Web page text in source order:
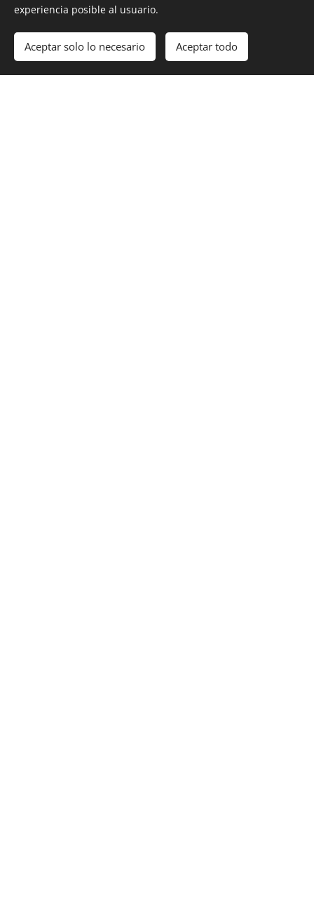
Martes Cerrado
(Os recomendamos reservar con
experiencia posible al usuario.
Aceptar solo lo necesario Aceptar todo